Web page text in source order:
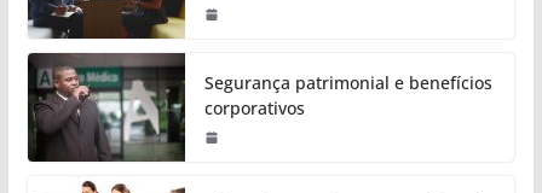
Segurança patrimonial e benefícios
corporativos